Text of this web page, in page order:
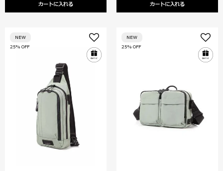
カートに入れる カートに入れる
25% OFF
NEW
25% OFF
NEW